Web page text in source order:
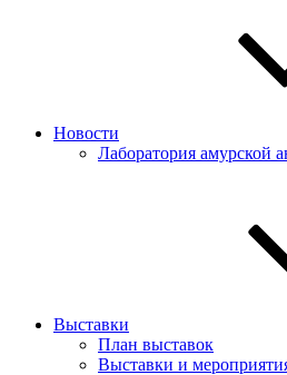
Новости
Лаборатория амурской
Выставки
План выставок
Выставки и